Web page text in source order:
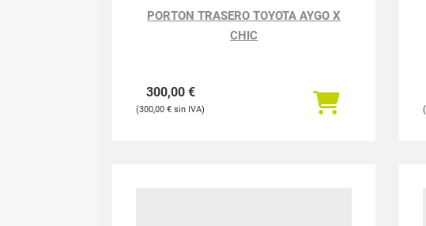
PORTON TRASERO TOYOTA AYGO X
CHIC
300,00 €
300,00 €